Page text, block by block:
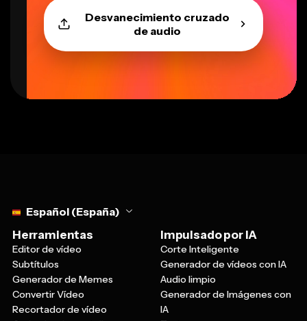
Desvanecimiento cruzado
de audio
Español (España)
Herramientas
Editor de vídeo
Subtítulos
Generador de Memes
Convertir Vídeo
Recortador de vídeo
Impulsado por IA
Corte Inteligente
Generador de vídeos con IA
Audio limpio
Generador de Imágenes con
IA